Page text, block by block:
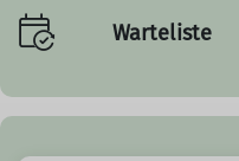
Warteliste